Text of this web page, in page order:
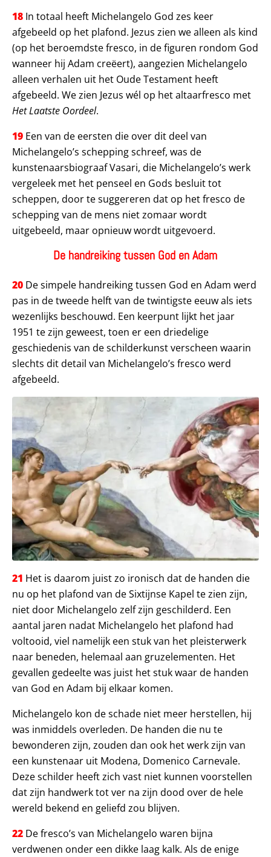
18 In totaal heeft Michelangelo God zes keer
afgebeeld op het plafond. Jezus zien we alleen als kind
(op het beroemdste fresco, in de figuren rondom God
wanneer hij Adam creëert), aangezien Michelangelo
alleen verhalen uit het Oude Testament heeft
afgebeeld. We zien Jezus wél op het altaarfresco met
Het Laatste Oordeel.
19 Een van de eersten die over dit deel van
Michelangelo’s schepping schreef, was de
kunstenaarsbiograaf Vasari, die Michelangelo’s werk
vergeleek met het penseel en Gods besluit tot
scheppen, door te suggereren dat op het fresco de
schepping van de mens niet zomaar wordt
uitgebeeld, maar opnieuw wordt uitgevoerd.
De handreiking tussen God en Adam
20 De simpele handreiking tussen God en Adam werd
pas in de tweede helft van de twintigste eeuw als iets
wezenlijks beschouwd. Een keerpunt lijkt het jaar
1951 te zijn geweest, toen er een driedelige
geschiedenis van de schilderkunst verscheen waarin
slechts dit detail van Michelangelo’s fresco werd
afgebeeld.
21 Het is daarom juist zo ironisch dat de handen die
nu op het plafond van de Sixtijnse Kapel te zien zijn,
niet door Michelangelo zelf zijn geschilderd. Een
aantal jaren nadat Michelangelo het plafond had
voltooid, viel namelijk een stuk van het pleisterwerk
naar beneden, helemaal aan gruzelementen. Het
gevallen gedeelte was juist het stuk waar de handen
van God en Adam bij elkaar komen.
Michelangelo kon de schade niet meer herstellen, hij
was inmiddels overleden. De handen die nu te
bewonderen zijn, zouden dan ook het werk zijn van
een kunstenaar uit Modena, Domenico Carnevale.
Deze schilder heeft zich vast niet kunnen voorstellen
dat zijn handwerk tot ver na zijn dood over de hele
wereld bekend en geliefd zou blijven.
22 De fresco’s van Michelangelo waren bijna
verdwenen onder een dikke laag kalk. Als de enige